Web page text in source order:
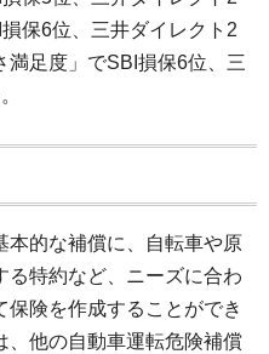
保6位、三井ダイレクト2
満足度」でSBI損保6位、三
本的な補償に、自転車や原
る特約など、ニーズに合わ
険を作成することができ
、他の自動車運転危険補償